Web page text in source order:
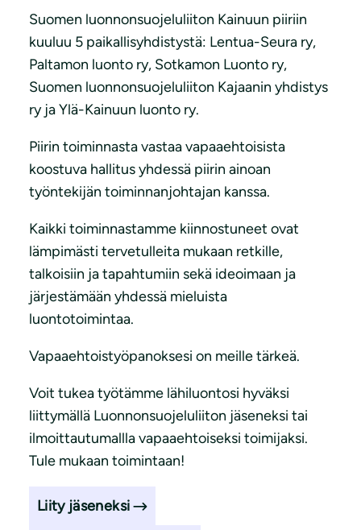
Suomen luonnonsuojeluliiton Kainuun piiriin
kuuluu 5 paikallisyhdistystä: Lentua-Seura ry,
Paltamon luonto ry, Sotkamon Luonto ry,
Suomen luonnonsuojeluliiton Kajaanin yhdistys
ry ja Ylä-Kainuun luonto ry.
Piirin toiminnasta vastaa vapaaehtoisista
koostuva hallitus yhdessä piirin ainoan
työntekijän toiminnanjohtajan kanssa.
Kaikki toiminnastamme kiinnostuneet ovat
lämpimästi tervetulleita mukaan retkille,
talkoisiin ja tapahtumiin sekä ideoimaan ja
järjestämään yhdessä mieluista
luontotoimintaa.
Vapaaehtoistyöpanoksesi on meille tärkeä.
Voit tukea työtämme lähiluontosi hyväksi
liittymällä Luonnonsuojeluliiton jäseneksi tai
ilmoittautumallla vapaaehtoiseksi toimijaksi.
Tule mukaan toimintaan!
Liity jäseneksi